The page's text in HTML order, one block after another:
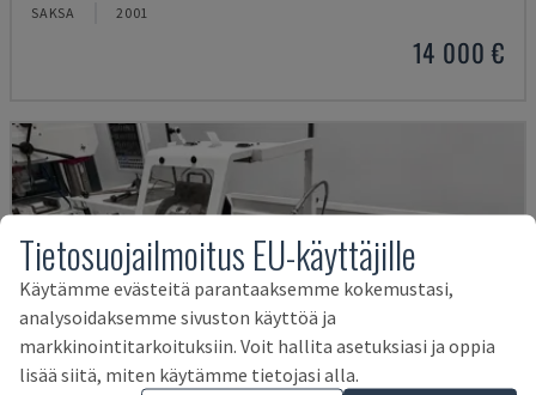
SAKSA 2001
14 000 €
Tietosuojailmoitus EU-käyttäjille
Käytämme evästeitä parantaaksemme kokemustasi,
analysoidaksemme sivuston käyttöä ja
markkinointitarkoituksiin. Voit hallita asetuksiasi ja oppia
lisää siitä, miten käytämme tietojasi alla.